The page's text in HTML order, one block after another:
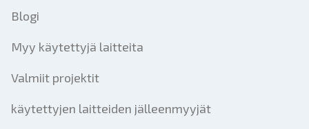
Blogi
Myy käytettyjä laitteita
Valmiit projektit
käytettyjen laitteiden jälleenmyyjät